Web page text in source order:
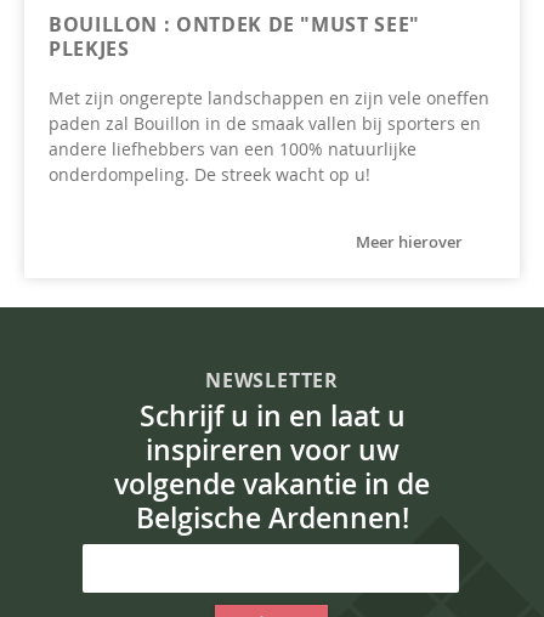
BOUILLON : ONTDEK DE "MUST SEE"
PLEKJES
Met zijn ongerepte landschappen en zijn vele oneffen
paden zal Bouillon in de smaak vallen bij sporters en
andere liefhebbers van een 100% natuurlijke
onderdompeling. De streek wacht op u!
Meer hierover
NEWSLETTER
Schrijf u in en laat u
inspireren voor uw
volgende vakantie in de
Belgische Ardennen!